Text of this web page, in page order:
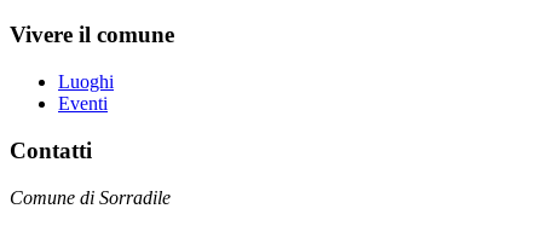
Vivere il comune
Luoghi
Eventi
Contatti
Comune di Sorradile